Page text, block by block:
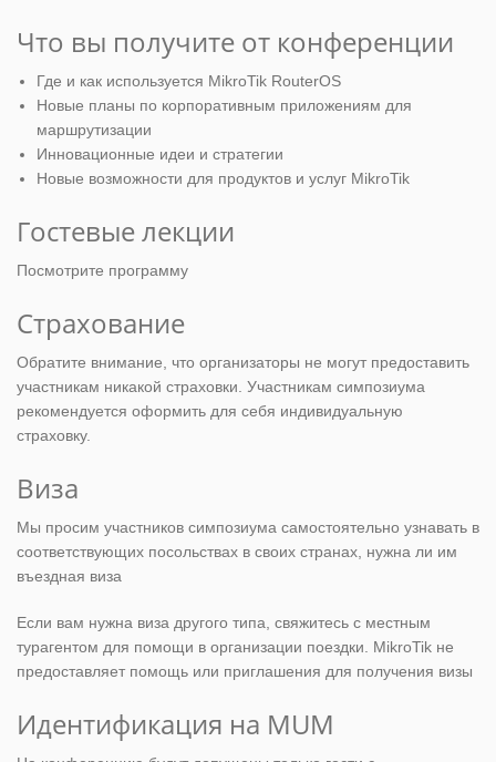
Что вы получите от конференции
Где и как используется MikroTik RouterOS
Новые планы по корпоративным приложениям для
маршрутизации
Инновационные идеи и стратегии
Новые возможности для продуктов и услуг MikroTik
Гостевые лекции
Посмотрите программу
Страхование
Обратите внимание, что организаторы не могут предоставить
участникам никакой страховки. Участникам симпозиума
рекомендуется оформить для себя индивидуальную
страховку.
Виза
Мы просим участников симпозиума самостоятельно узнавать в
соответствующих посольствах в своих странах, нужна ли им
въездная виза
Если вам нужна виза другого типа, свяжитесь с местным
турагентом для помощи в организации поездки. MikroTik не
предоставляет помощь или приглашения для получения визы
Идентификация на MUM